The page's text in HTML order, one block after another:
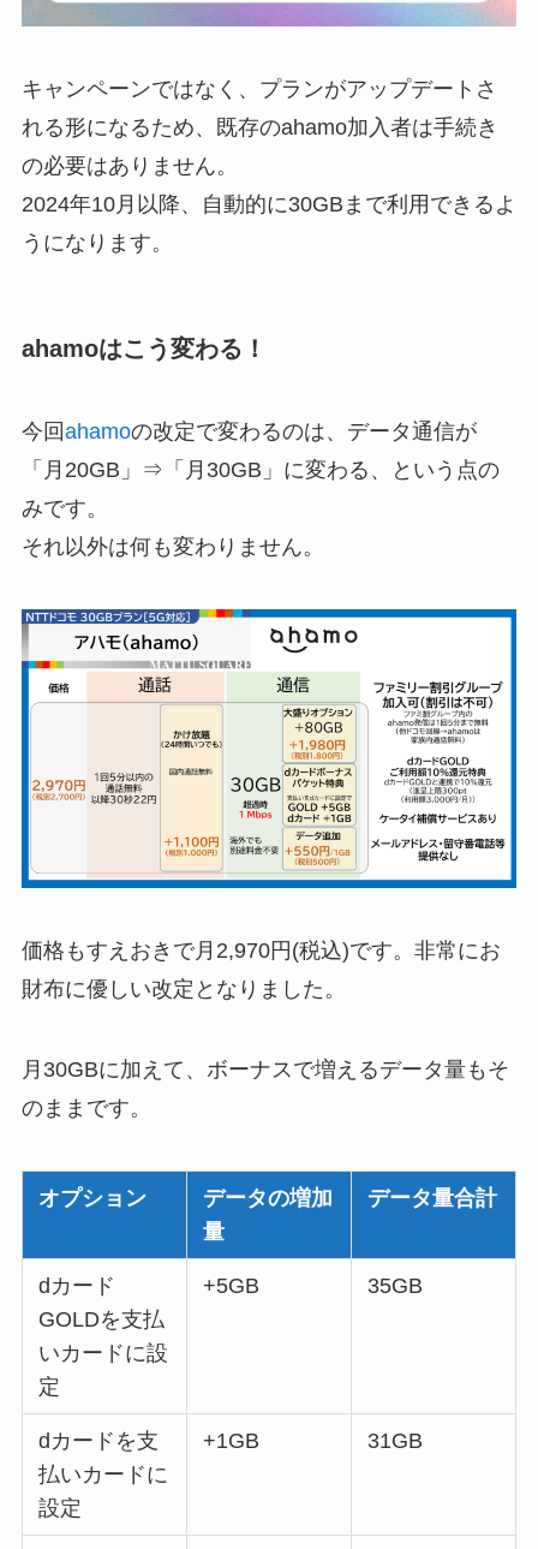
キャンペーンではなく、プランがアップデートさ
れる形になるため、既存のahamo加入者は手続き
の必要はありません。
2024年10月以降、自動的に30GBまで利用できるよ
うになります。
ahamoはこう変わる！
今回ahamoの改定で変わるのは、データ通信が
「月20GB」⇒「月30GB」に変わる、という点の
みです。
それ以外は何も変わりません。
価格もすえおきで月2,970円(税込)です。非常にお
財布に優しい改定となりました。
月30GBに加えて、ボーナスで増えるデータ量もそ
のままです。
オプション
データの増加
量
データ量合計
dカード
GOLDを支払
いカードに設
定
+5GB 35GB
dカードを支
払いカードに
設定
+1GB 31GB